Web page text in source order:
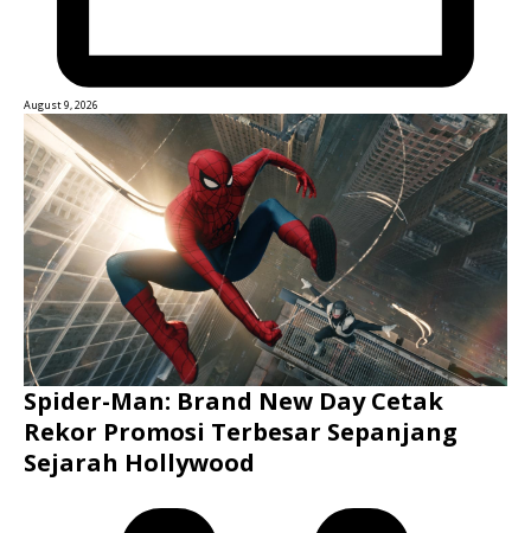
August 9, 2026
Spider-Man: Brand New Day Cetak
Rekor Promosi Terbesar Sepanjang
Sejarah Hollywood